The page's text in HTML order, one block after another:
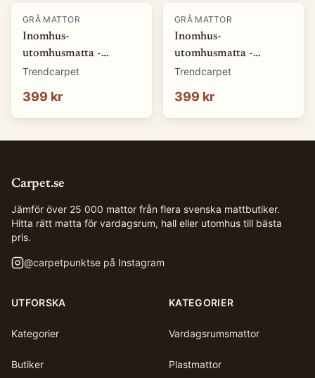
GRÅ MATTOR
Inomhus-
utomhusmatta -
Monsanto (grå)
Trendcarpet
399 kr
GRÅ MATTOR
Inomhus-
utomhusmatta -
Santana (grå) (Storlek:
Trendcarpet
399 kr
Carpet.se
Jämför över 25 000 mattor från flera svenska mattbutiker.
Hitta rätt matta för vardagsrum, hall eller utomhus till bästa
pris.
@carpetpunktse på Instagram
UTFORSKA
Kategorier
Butiker
KATEGORIER
Vardagsrumsmattor
Plastmattor